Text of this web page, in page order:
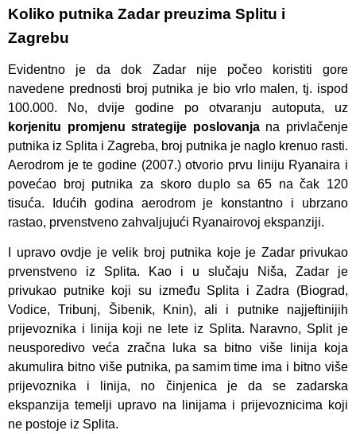
Koliko putnika Zadar preuzima Splitu i
Zagrebu
Evidentno je da dok Zadar nije počeo koristiti gore
navedene prednosti broj putnika je bio vrlo malen, tj. ispod
100.000. No, dvije godine po otvaranju autoputa, uz
korjenitu promjenu strategije poslovanja na privlačenje
putnika iz Splita i Zagreba, broj putnika je naglo krenuo rasti.
Aerodrom je te godine (2007.) otvorio prvu liniju Ryanaira i
povećao broj putnika za skoro duplo sa 65 na čak 120
tisuća. Idućih godina aerodrom je konstantno i ubrzano
rastao, prvenstveno zahvaljujući Ryanairovoj ekspanziji.
I upravo ovdje je velik broj putnika koje je Zadar privukao
prvenstveno iz Splita. Kao i u slučaju Niša, Zadar je
privukao putnike koji su između Splita i Zadra (Biograd,
Vodice, Tribunj, Šibenik, Knin), ali i putnike najjeftinijih
prijevoznika i linija koji ne lete iz Splita. Naravno, Split je
neusporedivo veća zračna luka sa bitno više linija koja
akumulira bitno više putnika, pa samim time ima i bitno više
prijevoznika i linija, no činjenica je da se zadarska
ekspanzija temelji upravo na linijama i prijevoznicima koji
ne postoje iz Splita.